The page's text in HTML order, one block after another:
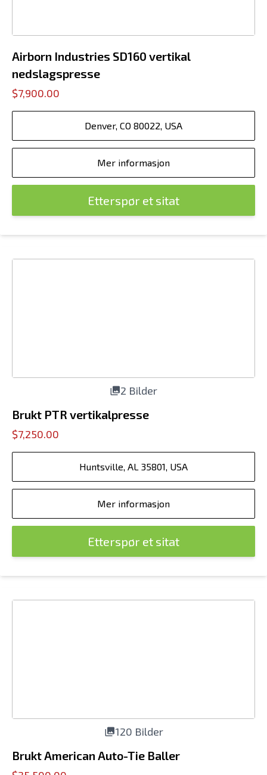
Airborn Industries SD160 vertikal
nedslagspresse
$7,900.00
Denver, CO 80022, USA
Mer informasjon
Etterspør et sitat
2 Bilder
Brukt PTR vertikalpresse
$7,250.00
Huntsville, AL 35801, USA
Mer informasjon
Etterspør et sitat
120 Bilder
Brukt American Auto-Tie Baller